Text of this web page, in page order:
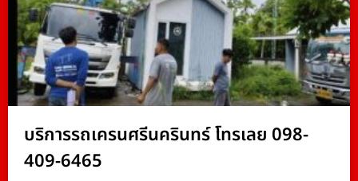
บริการรถเครนศรีนครินทร์ โทรเลย 098-
409-6465